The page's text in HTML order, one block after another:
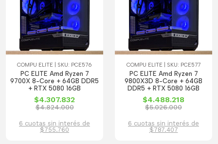
COMPU ELITE | SKU: PCE576
PC ELITE Amd Ryzen 7
9700X 8-Core + 64GB DDR5
+ RTX 5080 16GB
$4.307.832
$4.824.000
6 cuotas sin interés de
$755.760
COMPU ELITE | SKU: PCE577
PC ELITE Amd Ryzen 7
9800X3D 8-Core + 64GB
DDR5 + RTX 5080 16GB
$4.488.218
$5.026.000
6 cuotas sin interés de
$787.407